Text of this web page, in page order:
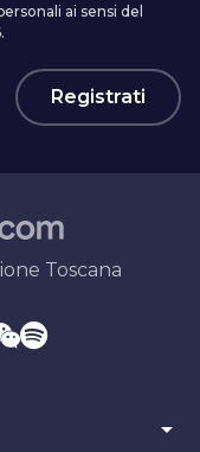
ai sensi del
Registrati
Toscana
arrow_drop_down